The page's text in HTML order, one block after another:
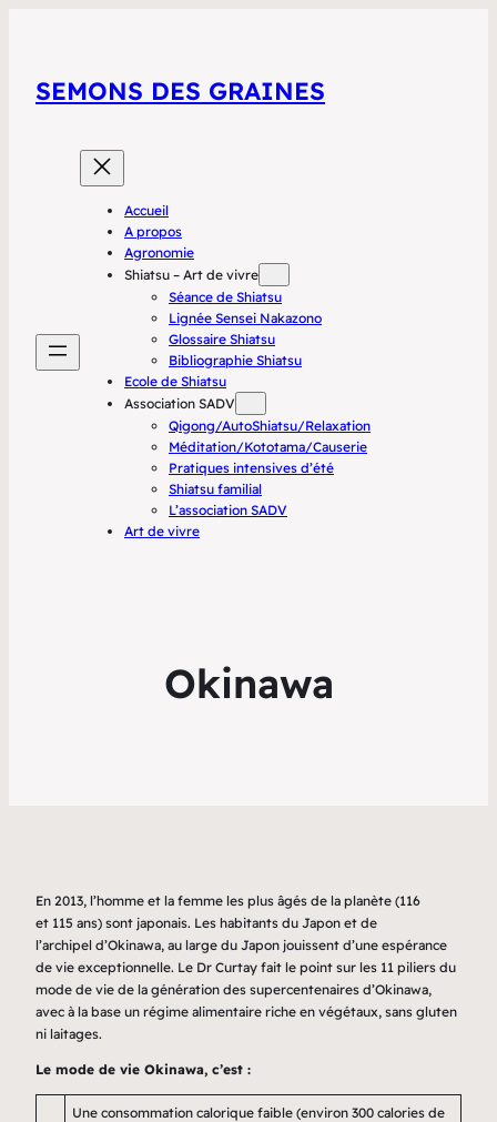
SEMONS DES GRAINES
Accueil
A propos
Agronomie
Shiatsu – Art de vivre
Séance de Shiatsu
Lignée Sensei Nakazono
Glossaire Shiatsu
Bibliographie Shiatsu
Ecole de Shiatsu
Association SADV
Qigong/AutoShiatsu/Relaxation
Méditation/Kototama/Causerie
Pratiques intensives d’été
Shiatsu familial
L’association SADV
Art de vivre
Okinawa
En 2013, l’homme et la femme les plus âgés de la planète (116
et 115 ans) sont japonais. Les habitants du Japon et de
l’archipel d’Okinawa, au large du Japon jouissent d’une espérance
de vie exceptionnelle. Le Dr Curtay fait le point sur les 11 piliers du
mode de vie de la génération des supercentenaires d’Okinawa,
avec à la base un régime alimentaire riche en végétaux, sans gluten
ni laitages.
Le mode de vie Okinawa, c’est :
Une consommation calorique faible (environ 300 calories de